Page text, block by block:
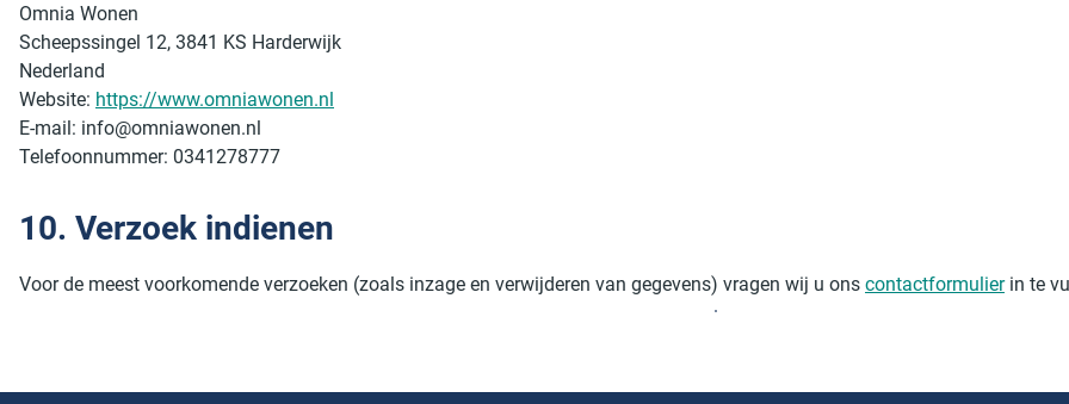
Omnia Wonen
Scheepssingel 12, 3841 KS Harderwijk
Nederland
Website: https://www.omniawonen.nl
E-mail: info@omniawonen.nl
Telefoonnummer: 0341278777
10. Verzoek indienen
Voor de meest voorkomende verzoeken (zoals inzage en verwijderen van gegevens) vragen wij u ons contactformulierin te